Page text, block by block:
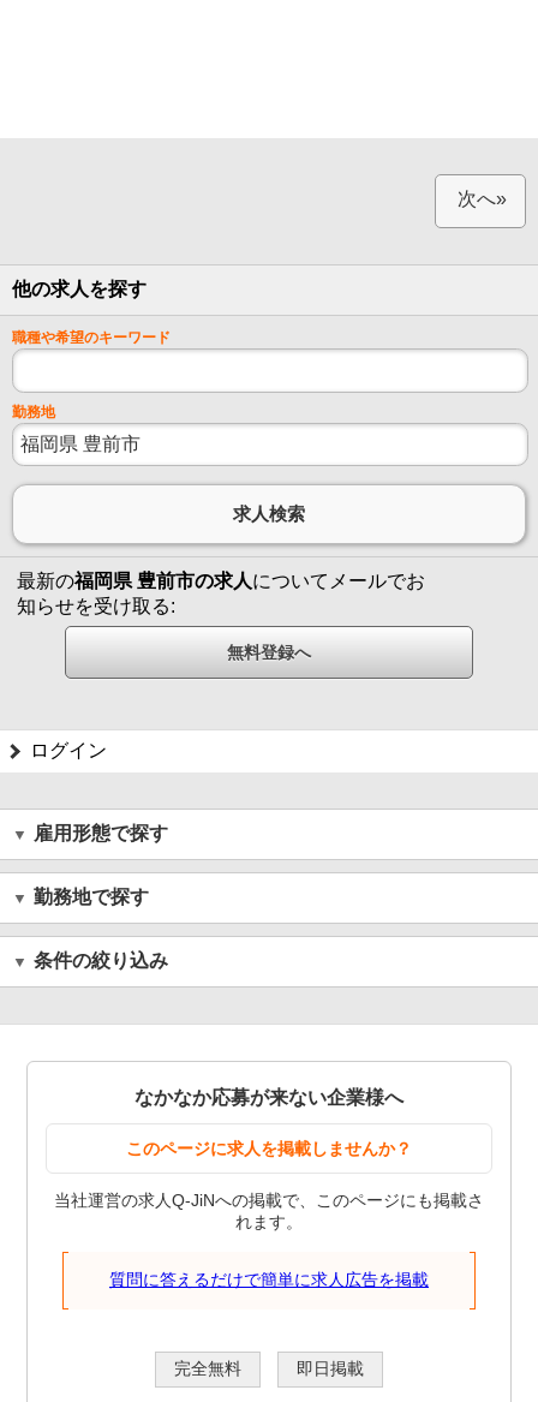
次へ»
他の求人を探す
職種や希望のキーワード
勤務地
最新の福岡県 豊前市の求人についてメールでお
知らせを受け取る:
ログイン
雇用形態で探す
勤務地で探す
条件の絞り込み
なかなか応募が来ない企業様へ
このページに求人を掲載しませんか？
当社運営の求人Q-JiNへの掲載で、このページにも掲載さ
れます。
質問に答えるだけで簡単に求人広告を掲載
完全無料 即日掲載